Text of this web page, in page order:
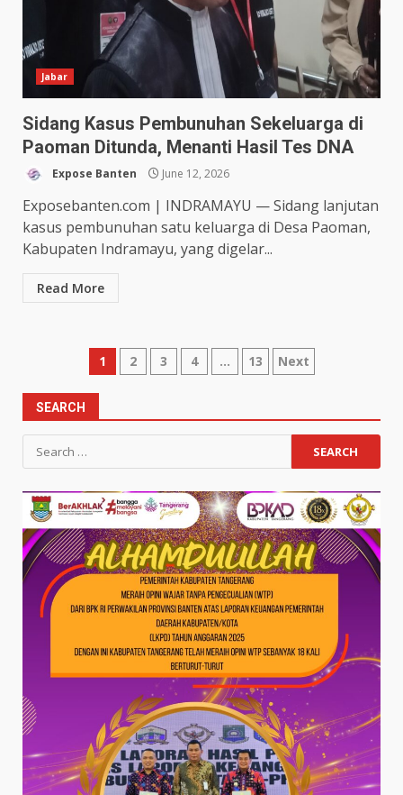
Jabar
Sidang Kasus Pembunuhan Sekeluarga di
Paoman Ditunda, Menanti Hasil Tes DNA
Expose Banten June 12, 2026
Exposebanten.com | INDRAMAYU — Sidang lanjutan
kasus pembunuhan satu keluarga di Desa Paoman,
Kabupaten Indramayu, yang digelar...
Read More
Posts
pagination
1 2 3 4 … 13 Next
SEARCH
Search
for: